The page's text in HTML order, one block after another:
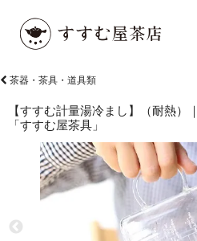
茶器・茶具・道具類
【すすむ計量湯冷まし】（耐熱）
「すすむ屋茶具」